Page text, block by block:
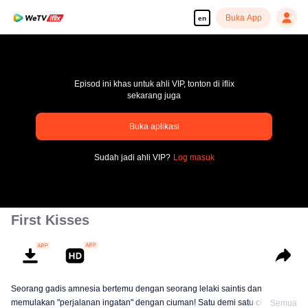
en Buka App
pay limit
Episod ini khas untuk ahli VIP, tonton di iflix
sekarang juga
Buka aplikasi
Sudah jadi ahli VIP? Log masuk
First Kisses
Seorang gadis amnesia bertemu dengan seorang lelaki saintis dan
memulakan "perjalanan ingatan" dengan ciuman! Satu demi satu ciuman,Semua